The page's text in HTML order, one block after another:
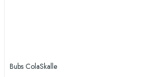
Bubs ColaSkalle